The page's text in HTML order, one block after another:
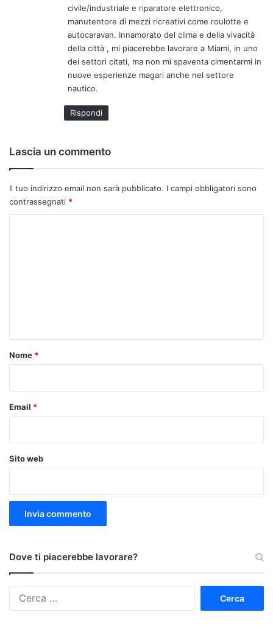
civile/industriale e riparatore elettronico,
manutentore di mezzi ricreativi come roulotte e
autocaravan. Innamorato del clima e della vivacità
della città , mi piacerebbe lavorare a Miami, in uno
dei settori citati, ma non mi spaventa cimentarmi in
nuove esperienze magari anche nel settore
nautico.
Rispondi
Lascia un commento
Il tuo indirizzo email non sarà pubblicato. I campi obbligatori sono
contrassegnati *
o
Nome *
Email *
Sito web
Dove ti piacerebbe lavorare?